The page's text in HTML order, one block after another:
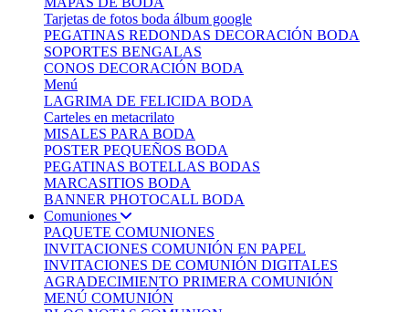
Tarjetas de fotos boda álbum google
PEGATINAS REDONDAS DECORACIÓN BODA
SOPORTES BENGALAS
CONOS DECORACIÓN BODA
Menú
LAGRIMA DE FELICIDA BODA
Carteles en metacrilato
MISALES PARA BODA
POSTER PEQUEÑOS BODA
PEGATINAS BOTELLAS BODAS
MARCASITIOS BODA
BANNER PHOTOCALL BODA
Comuniones
PAQUETE COMUNIONES
INVITACIONES COMUNIÓN EN PAPEL
INVITACIONES DE COMUNIÓN DIGITALES
AGRADECIMIENTO PRIMERA COMUNIÓN
MENÚ COMUNIÓN